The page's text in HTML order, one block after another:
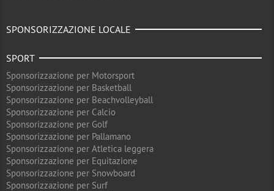
SPONSORIZZAZIONE LOCALE
SPORT
Sponsorizzazione per Motorsport
Sponsorizzazione per Basketball
Sponsorizzazione per Beachvolleyball
Sponsorizzazione per Calcio
Sponsorizzazione per Golf
Sponsorizzazione per Pallamano
Sponsorizzazione per Atletica leggera
Sponsorizzazione per Equitazione
Sponsorizzazione per Snowboard
Sponsorizzazione per Surf